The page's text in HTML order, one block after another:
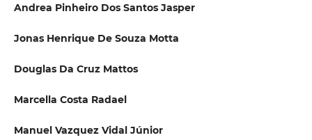
Andrea Pinheiro Dos Santos Jasper
Jonas Henrique De Souza Motta
Douglas Da Cruz Mattos
Marcella Costa Radael
Manuel Vazquez Vidal Júnior